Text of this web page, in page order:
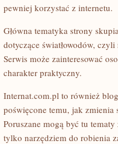
pewniej korzystać z internetu.
Główna tematyka strony
dotyczące światłowodów,
Serwis może zainteresować
charakter praktyczny.
Internat.com.pl to również
poświęcone temu, jak
Poruszane mogą być tu
tylko narzędziem do robienia